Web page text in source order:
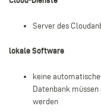
Server des
lokale Software
keine
Datenbank müssen
werden